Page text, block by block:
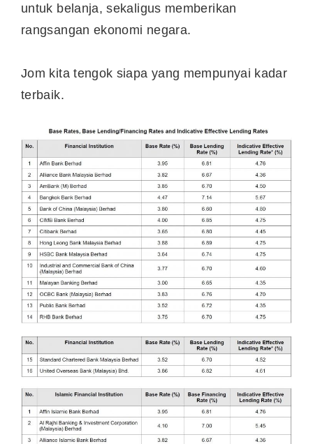
untuk belanja, sekaligus memberikan
rangsangan ekonomi negara.
Jom kita tengok siapa yang mempunyai kadar
terbaik.